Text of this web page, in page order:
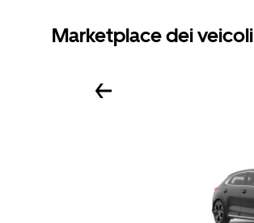
Marketplace dei veicoli